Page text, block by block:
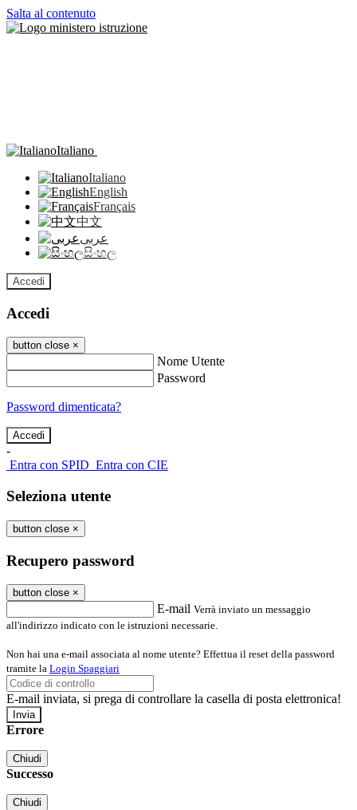
Salta al contenuto
Italiano
Italiano
English
Français
中文
عربى
සිංහල
Accedi
Accedi
button close ×
Nome Utente
Password
Password dimenticata?
-
Entra con SPID Entra con CIE
Seleziona utente
button close ×
Recupero password
button close ×
E-mail Verrà inviato un messaggio
all'indirizzo indicato con le istruzioni necessarie.
Non hai una e-mail associata al nome utente? Effettua il reset della password
tramite la Login Spaggiari
E-mail inviata, si prega di controllare la casella di posta elettronica!
Errore
Chiudi
Successo
Chiudi